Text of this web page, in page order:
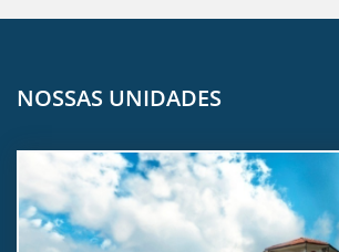
NOSSAS UNIDADES